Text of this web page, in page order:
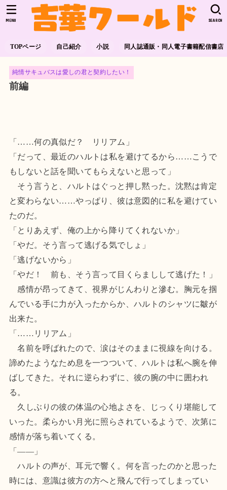
TOPページ 自己紹介 小説 同人誌通販・同人電子書籍配信書店
SEARCH
MENU
純情サキュバスは愛しの君と契約したい！
前編
「……何の真似だ？ リリアム」
「だって、最近のハルトは私を避けてるから……こうで
もしないと話を聞いてもらえないと思って」
そう言うと、ハルトはぐっと押し黙った。沈黙は肯定
と変わらない……やっぱり、彼は意図的に私を避けてい
たのだ。
「とりあえず、俺の上から降りてくれないか」
「やだ。そう言って逃げる気でしょ」
「逃げないから」
「やだ！ 前も、そう言って目くらましして逃げた！」
感情が昂ってきて、視界がじんわりと滲む。胸元を掴
んでいる手に力が入ったからか、ハルトのシャツに皺が
出来た。
「……リリアム」
名前を呼ばれたので、涙はそのままに視線を向ける。
諦めたようなため息を一つついて、ハルトは私へ腕を伸
ばしてきた。それに逆らわずに、彼の腕の中に囲われ
る。
久しぶりの彼の体温の心地よさを、じっくり堪能して
いった。柔らかい月光に照らされているようで、次第に
感情が落ち着いてくる。
「――」
ハルトの声が、耳元で響く。何を言ったのかと思った
時には、意識は彼方の方へと飛んで行ってしまってい